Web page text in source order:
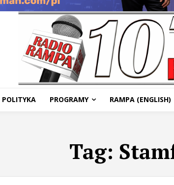
POLITYKA PROGRAMY RAMPA (ENGLISH)
Tag: